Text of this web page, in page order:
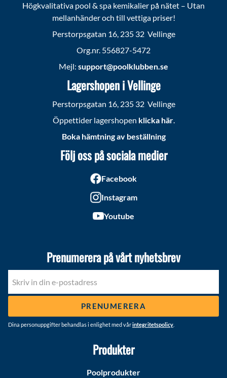
Högkvalitativa pool & spa kemikalier på nätet – Utan
mellanhänder och till vettiga priser!
Perstorpsgatan 16, 235 32 Vellinge
Org.nr. 556827-5472
Mejl: support@poolklubben.se
Lagershopen i Vellinge
Perstorpsgatan 16, 235 32 Vellinge
Öppettider lagershopen klicka här.
Boka hämtning av beställning
Följ oss på sociala medier
Facebook
Instagram
Youtube
Prenumerera på vårt nyhetsbrev
PRENUMERERA
Dina personuppgifter behandlas i enlighet med vårintegritetspolicy
Produkter
Poolprodukter